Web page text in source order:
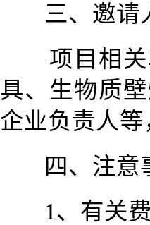
三、邀请
项目相
具、生物质
企业负责人
四、注意
1、有关